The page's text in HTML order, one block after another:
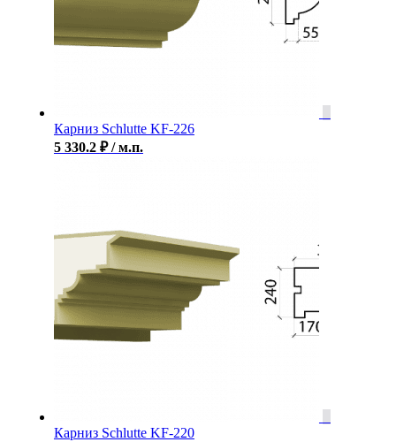
Карниз Schlutte KF-226
5 330.2 ₽ / м.п.
Карниз Schlutte KF-220